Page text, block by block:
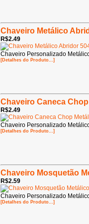
Chaveiro Metálico
R$2.49
Chaveiro Personalizado
[Detalhes do Produto...]
Chaveiro Caneca
R$2.49
Chaveiro Personalizado
[Detalhes do Produto...]
Chaveiro Mosquetão
R$2.59
Chaveiro Personalizado
[Detalhes do Produto...]